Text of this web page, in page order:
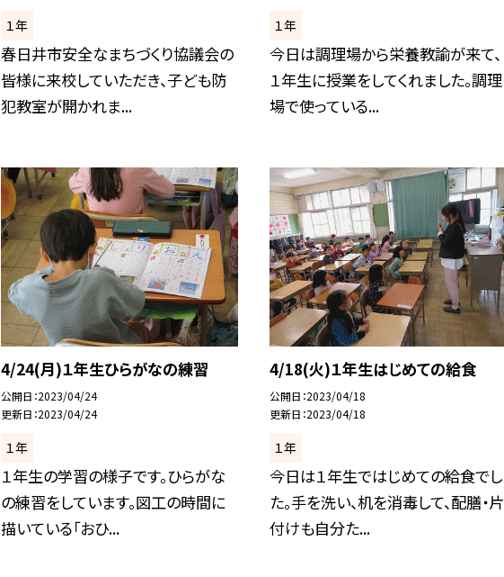
１年
春日井市安全なまちづくり協議会の
皆様に来校していただき、子ども防
犯教室が開かれま...
１年
今日は調理場から栄養教諭が来て、
１年生に授業をしてくれました。調理
場で使っている...
4/24(月)１年生ひらがなの練習
公開日 2023/04/24
更新日 2023/04/24
１年
１年生の学習の様子です。ひらがな
の練習をしています。図工の時間に
描いている「おひ...
4/18(火)１年生はじめての給食
公開日 2023/04/18
更新日 2023/04/18
１年
今日は１年生ではじめての給食でし
た。手を洗い、机を消毒して、配膳・片
付けも自分た...